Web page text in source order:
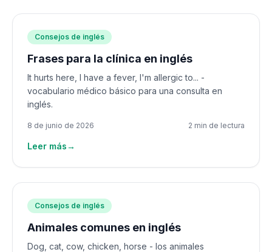
Consejos de inglés
Frases para la clínica en inglés
It hurts here, I have a fever, I'm allergic to... -
vocabulario médico básico para una consulta en
inglés.
8 de junio de 2026 2 min de lectura
Leer más→
Consejos de inglés
Animales comunes en inglés
Dog, cat, cow, chicken, horse - los animales